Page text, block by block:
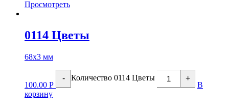
Просмотреть
0114 Цветы
68х3 мм
100.00 Р
- Количество 0114 Цветы +
В
корзину